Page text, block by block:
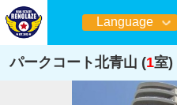
Language
日本語
パークコート北青山 (1室)